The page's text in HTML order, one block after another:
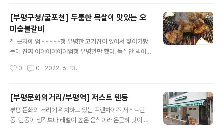
[부평구청/굴포천] 두툼한 목살이 맛있는 오
미숯불갈비
집 근처에 엄~~~~~청 유명한 고기집이 있어서 찾아가봤
는데 진짜 어어어어어어엄청 유명할만 했다. 목살만 먹어
지 화력도 좋고 향도 좋고 잘 꺼지지도 않았다.
0 0 2022. 6. 13.
[부평문화의거리/부평역] 저스트 텐동
부평 문화의 거리에 위치하고 있는 프랜차이즈 저스트텐
동. 텐동이 생각보다 레벨이 높은 음식이라 은근히 맛이 떨